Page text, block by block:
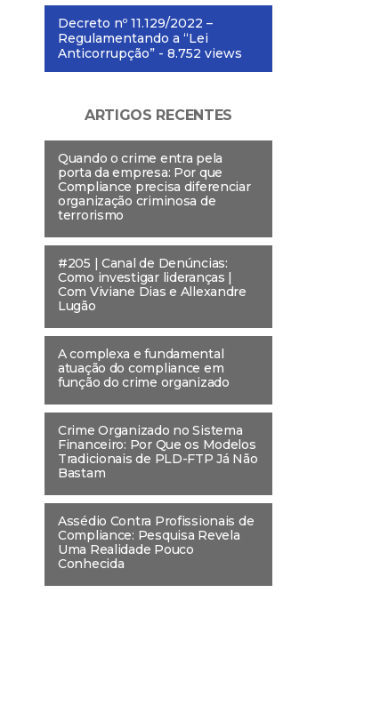
Decreto nº 11.129/2022 –
Regulamentando a “Lei
Anticorrupção” - 8.752 views
ARTIGOS RECENTES
Quando o crime entra pela
porta da empresa: Por que
Compliance precisa diferenciar
organização criminosa de
terrorismo
#205 | Canal de Denúncias:
Como investigar lideranças |
Com Viviane Dias e Allexandre
Lugão
A complexa e fundamental
atuação do compliance em
função do crime organizado
Crime Organizado no Sistema
Financeiro: Por Que os Modelos
Tradicionais de PLD-FTP Já Não
Bastam
Assédio Contra Profissionais de
Compliance: Pesquisa Revela
Uma Realidade Pouco
Conhecida